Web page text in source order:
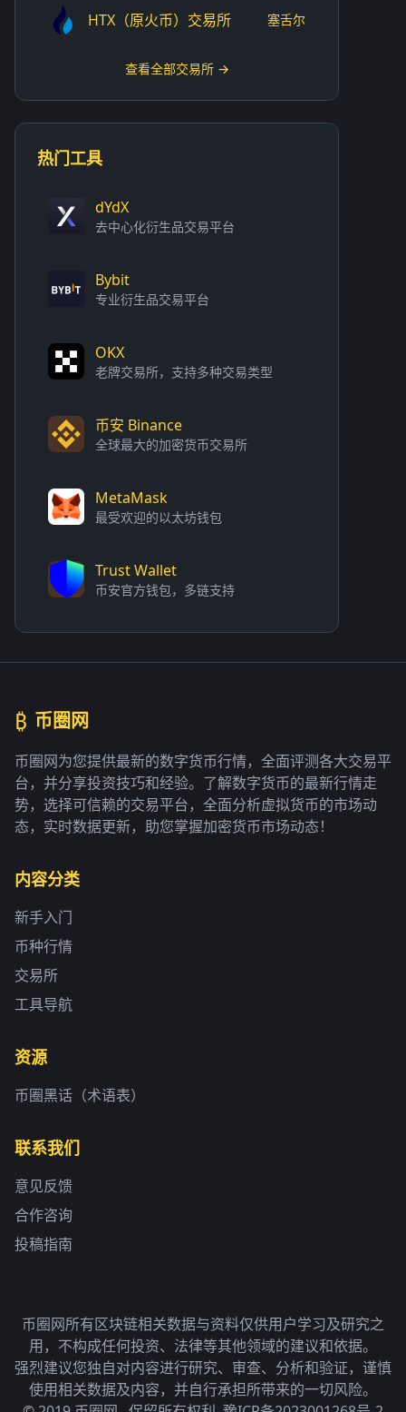
HTX（原火币）交易所 塞舌尔
查看全部交易所 →
热门工具
dYdX
去中心化衍生品交易平台
Bybit
专业衍生品交易平台
OKX
老牌交易所，支持多种交易类型
币安 Binance
全球最大的加密货币交易所
MetaMask
最受欢迎的以太坊钱包
Trust Wallet
币安官方钱包，多链支持
₿ 币圈网
币圈网为您提供最新的数字货币行情，全面评测各大交易平
台，并分享投资技巧和经验。了解数字货币的最新行情走
势，选择可信赖的交易平台，全面分析虚拟货币的市场动
态，实时数据更新，助您掌握加密货币市场动态！
内容分类
新手入门
币种行情
交易所
工具导航
资源
币圈黑话（术语表）
联系我们
意见反馈
合作咨询
投稿指南
币圈网所有区块链相关数据与资料仅供用户学习及研究之
用，不构成任何投资、法律等其他领域的建议和依据。
强烈建议您独自对内容进行研究、审查、分析和验证，谨慎
使用相关数据及内容，并自行承担所带来的一切风险。